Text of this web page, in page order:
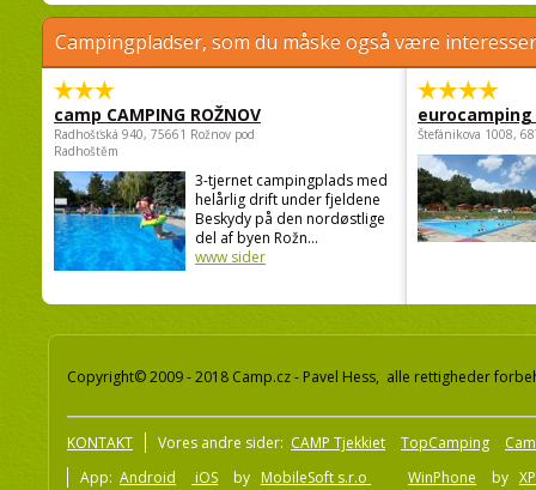
Campingpladser, som du måske også være
camp CAMPING ROŽNOV
Radhošťská 940, 75661 Rožnov pod
Radhoštěm
3-tjernet campingplads med
helårlig drift under fjeldene
Beskydy på den nordøstlige
del af byen Rožn...
www sider
Štefánikova 1008,
Copyright© 2009 - 2018 Camp.cz - Pavel Hess, alle rettigheder
KONTAKT Vores andre sider: CAMP Tjekkiet TopCamping
App: Android iOS by MobileSoft s.r.o WinPhone by